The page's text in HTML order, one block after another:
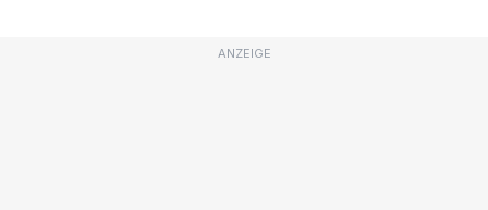
ANZEIGE